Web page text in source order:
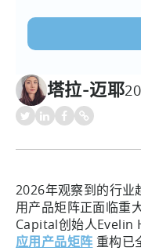
子
邮
(必
须填
写）
塔拉-迈耶
2026年观察到的行业
用产品矩阵正面临重
Capital创始人Evelin
应用产品矩阵 重构已